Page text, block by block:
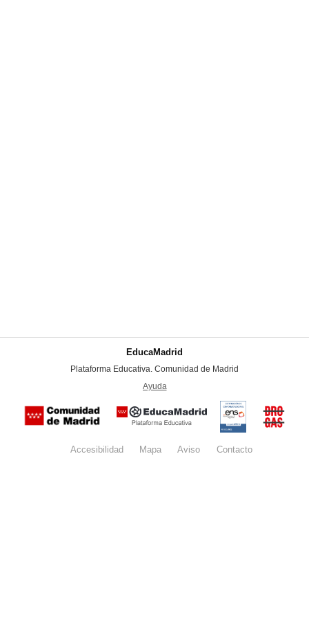
EducaMadrid
Plataforma Educativa. Comunidad de Madrid
Ayuda
Certificación
conformidad
con el
Nacional de
Seguridad
del
Accesibilidad Mapa Aviso legalContacto